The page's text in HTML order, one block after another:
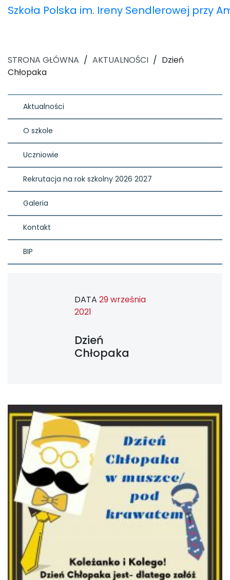
Szkoła Polska im. Ireny Sendlerowej przy
STRONA GŁÓWNA / AKTUALNOŚCI / Dzień
Chłopaka
Aktualności
O szkole
Uczniowie
Rekrutacja na rok szkolny 2026 2027
Galeria
Kontakt
BIP
DATA 29 września
2021
Dzień
Chłopaka